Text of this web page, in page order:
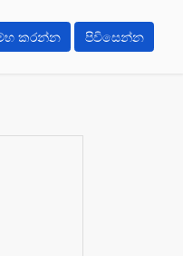
කරන්න පිවිසෙන්න